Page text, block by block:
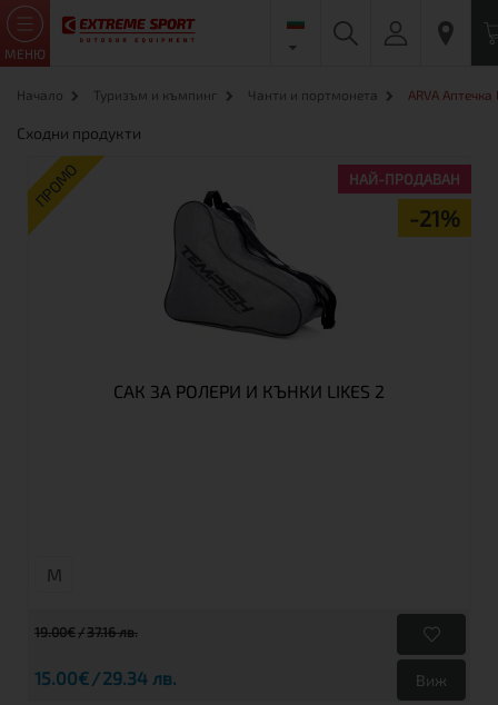
МЕНЮ
Начало Туризъм и къмпинг Чанти и портмонета ARVA Аптечка
Сходни продукти
ПРОМО
-21%
НАЙ-ПРОДАВАН
САК ЗА РОЛЕРИ И КЪНКИ LIKES 2
М
19.00€ 37.16 лв.
15.00€ 29.34 лв. Виж